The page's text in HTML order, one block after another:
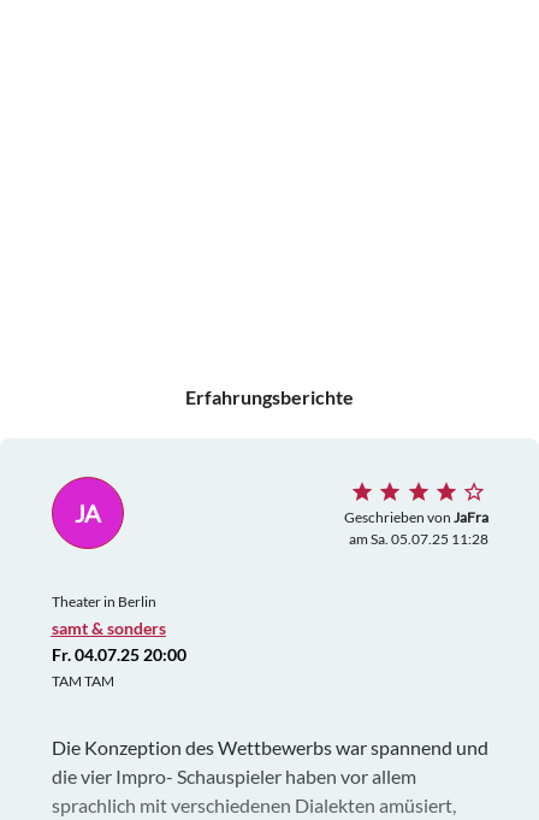
Erfahrungsberichte
JA Geschrieben von JaFra
am Sa. 05.07.25 11:28
Theater in Berlin
samt & sonders
Fr. 04.07.25 20:00
TAM TAM
Die Konzeption des Wettbewerbs war spannend und
die vier Impro- Schauspieler haben vor allem
sprachlich mit verschiedenen Dialekten amüsiert,